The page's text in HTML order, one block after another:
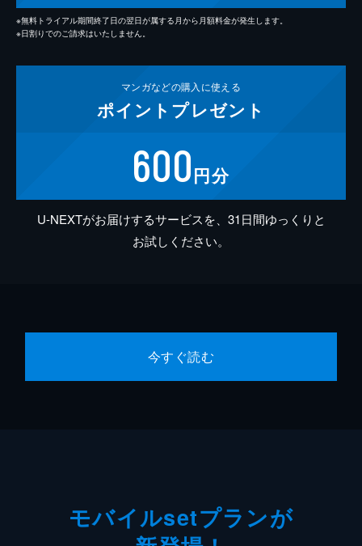
※無料トライアル期間終了日の翌日が属する月から月額料金が発生します。
※日割りでのご請求はいたしません。
マンガなどの購入に使える
ポイント プレゼント
600円分
U-NEXTがお届けするサービスを、31日間ゆっくりと
お試しください。
今すぐ読む
モバイルsetプランが